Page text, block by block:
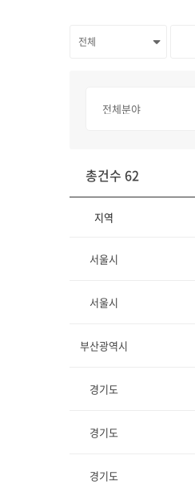
총건수 62
지역
서울시
서울시
부산광역시
경기도
경기도
경기도